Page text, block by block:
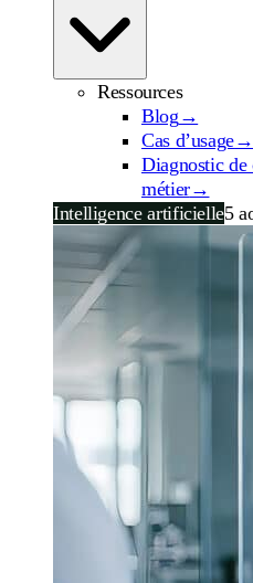
Ressources
Blog →
Cas d’usage→
Diagnostic
métier→
Intelligence artificielle5